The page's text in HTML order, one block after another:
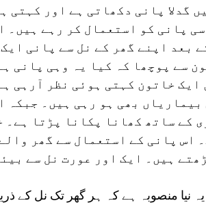
گدلا پانی دکھاتی ہے اور کہتی
پانی کو استعمال کر رہے ہیں۔
بعد اپنے گھر کے نل سے پانی
سے پوچھا کہ کیا یہ وہی پانی
خاتون کہتی ہوئی نظر آرہی
بھی ہو رہی ہیں۔ جبکہ
کے ساتھ کھانا پکانا پڑتا ہے۔
اس پانی کے استعمال سے گھر
ہیں۔ ایک اور عورت نل سے
نیا منصوبہ ہے کہ ہر گھر تک نل کے